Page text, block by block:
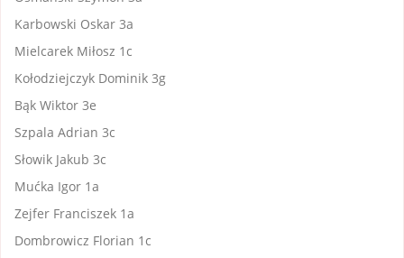
Karbowski Oskar 3a
Mielcarek Miłosz 1c
Kołodziejczyk Dominik 3g
Bąk Wiktor 3e
Szpala Adrian 3c
Słowik Jakub 3c
Mućka Igor 1a
Zejfer Franciszek 1a
Dombrowicz Florian 1c